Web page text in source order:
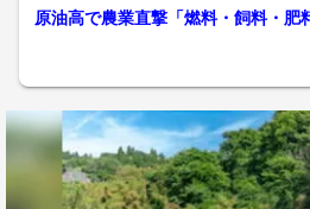
ナンバーワン」マルマエの...
原油高で農業直撃「燃料・飼料・